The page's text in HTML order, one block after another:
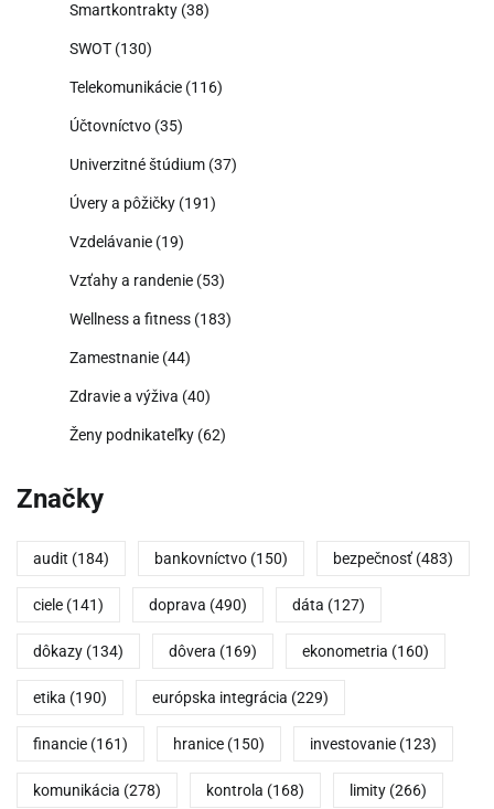
Smartkontrakty (38)
SWOT (130)
Telekomunikácie (116)
Účtovníctvo (35)
Univerzitné štúdium (37)
Úvery a pôžičky (191)
Vzdelávanie (19)
Vzťahy a randenie (53)
Wellness a fitness (183)
Zamestnanie (44)
Zdravie a výživa (40)
Ženy podnikateľky (62)
Značky
audit (184) bankovníctvo (150) bezpečnosť (483)
ciele (141) doprava (490) dáta (127)
dôkazy (134) dôvera (169) ekonometria (160)
etika (190) európska integrácia (229)
financie (161) hranice (150) investovanie (123)
komunikácia (278) kontrola (168) limity (266)